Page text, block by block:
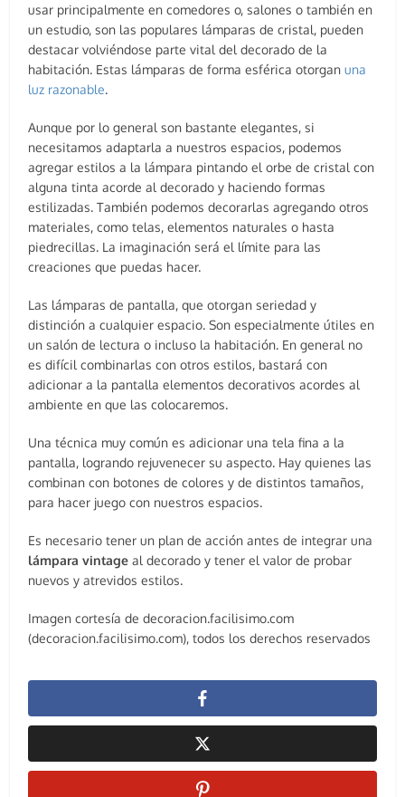
usar principalmente en comedores o, salones o también en
un estudio, son las populares lámparas de cristal, pueden
destacar volviéndose parte vital del decorado de la
habitación. Estas lámparas de forma esférica otorganuna
luz razonable.
Aunque por lo general son bastante elegantes, si
necesitamos adaptarla a nuestros espacios, podemos
agregar estilos a la lámpara pintando el orbe de cristal con
alguna tinta acorde al decorado y haciendo formas
estilizadas. También podemos decorarlas agregando otros
materiales, como telas, elementos naturales o hasta
piedrecillas. La imaginación será el límite para las
creaciones que puedas hacer.
Las lámparas de pantalla, que otorgan seriedad y
distinción a cualquier espacio. Son especialmente útiles en
un salón de lectura o incluso la habitación. En general no
es difícil combinarlas con otros estilos, bastará con
adicionar a la pantalla elementos decorativos acordes al
ambiente en que las colocaremos.
Una técnica muy común es adicionar una tela fina a la
pantalla, logrando rejuvenecer su aspecto. Hay quienes las
combinan con botones de colores y de distintos tamaños,
para hacer juego con nuestros espacios.
Es necesario tener un plan de acción antes de integrar una
lámpara vintage al decorado y tener el valor de probar
nuevos y atrevidos estilos.
Imagen cortesía de decoracion.facilisimo.com
(decoracion.facilisimo.com), todos los derechos reservados